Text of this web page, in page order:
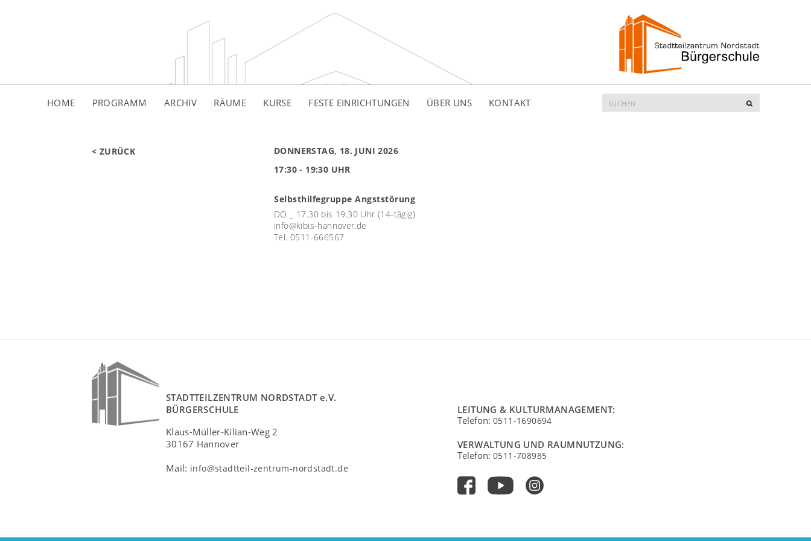
HOME PROGRAMM ARCHIV RÄUME KURSE FESTE EINRICHTUNGEN ÜBER UNS KONTAKT
Suche
nach:
< ZURÜCK
DONNERSTAG, 18. JUNI 2026
17:30 - 19:30 UHR
Selbsthilfegruppe Angststörung
DO _ 17.30 bis 19.30 Uhr (14-tägig)
info@kibis-hannover.de
Tel. 0511-666567
STADTTEILZENTRUM NORDSTADT e.V.
BÜRGERSCHULE
Klaus-Müller-Kilian-Weg 2
30167 Hannover
Mail: info@stadtteil-zentrum-nordstadt.de
LEITUNG & KULTURMANAGEMENT:
Telefon: 0511-1690694
VERWALTUNG UND RAUMNUTZUNG:
Telefon: 0511-708985